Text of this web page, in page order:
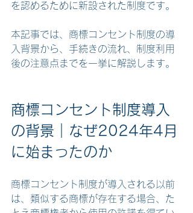
を認めるために新設された制度です。
本記事では、商標コンセント制度の導
入背景から、手続きの流れ、制度利用
後の注意点までを一挙に解説します。
商標コンセント制度導入
の背景｜なぜ2024年4月
に始まったのか
商標コンセント制度が導入される以前
は、類似する商標が存在する場合、た